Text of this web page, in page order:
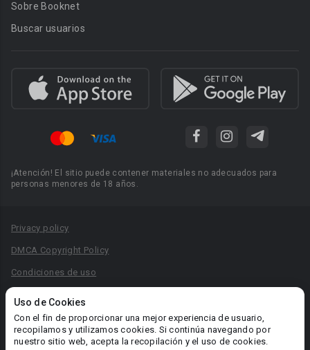
Uso de Cookies
Con el fin de proporcionar una mejor experiencia de usuario,
recopilamos y utilizamos cookies. Si continúa navegando por
nuestro sitio web, acepta la recopilación y el uso de cookies.
Sobre Booknet
Buscar usuarios
¡Atención! El sitio puede contener materiales no adecuados para
personas menores de 18 años.
Privacy policy
DMCA Copyright Policy
Condiciones de uso
Reglas para la publicación de libros
Área RR.PP.: pr@booknet.com